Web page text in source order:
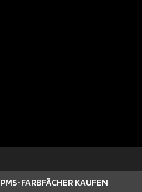
PMS-FARBFÄCHER KAUFEN